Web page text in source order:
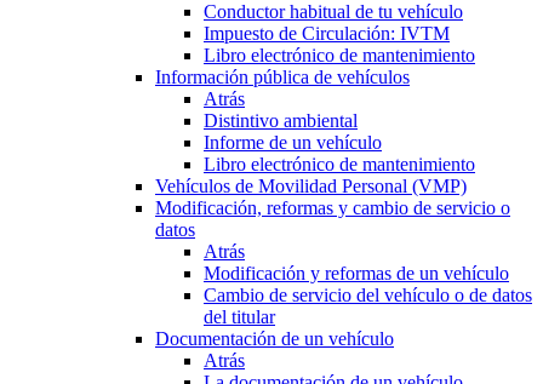
Conductor habitual de tu vehículo
Impuesto de Circulación: IVTM
Libro electrónico de mantenimiento
Información pública de vehículos
Atrás
Distintivo ambiental
Informe de un vehículo
Libro electrónico de mantenimiento
Vehículos de Movilidad Personal (VMP)
Modificación, reformas y cambio de servicio o
datos
Atrás
Modificación y reformas de un vehículo
Cambio de servicio del vehículo o de datos
del titular
Documentación de un vehículo
Atrás